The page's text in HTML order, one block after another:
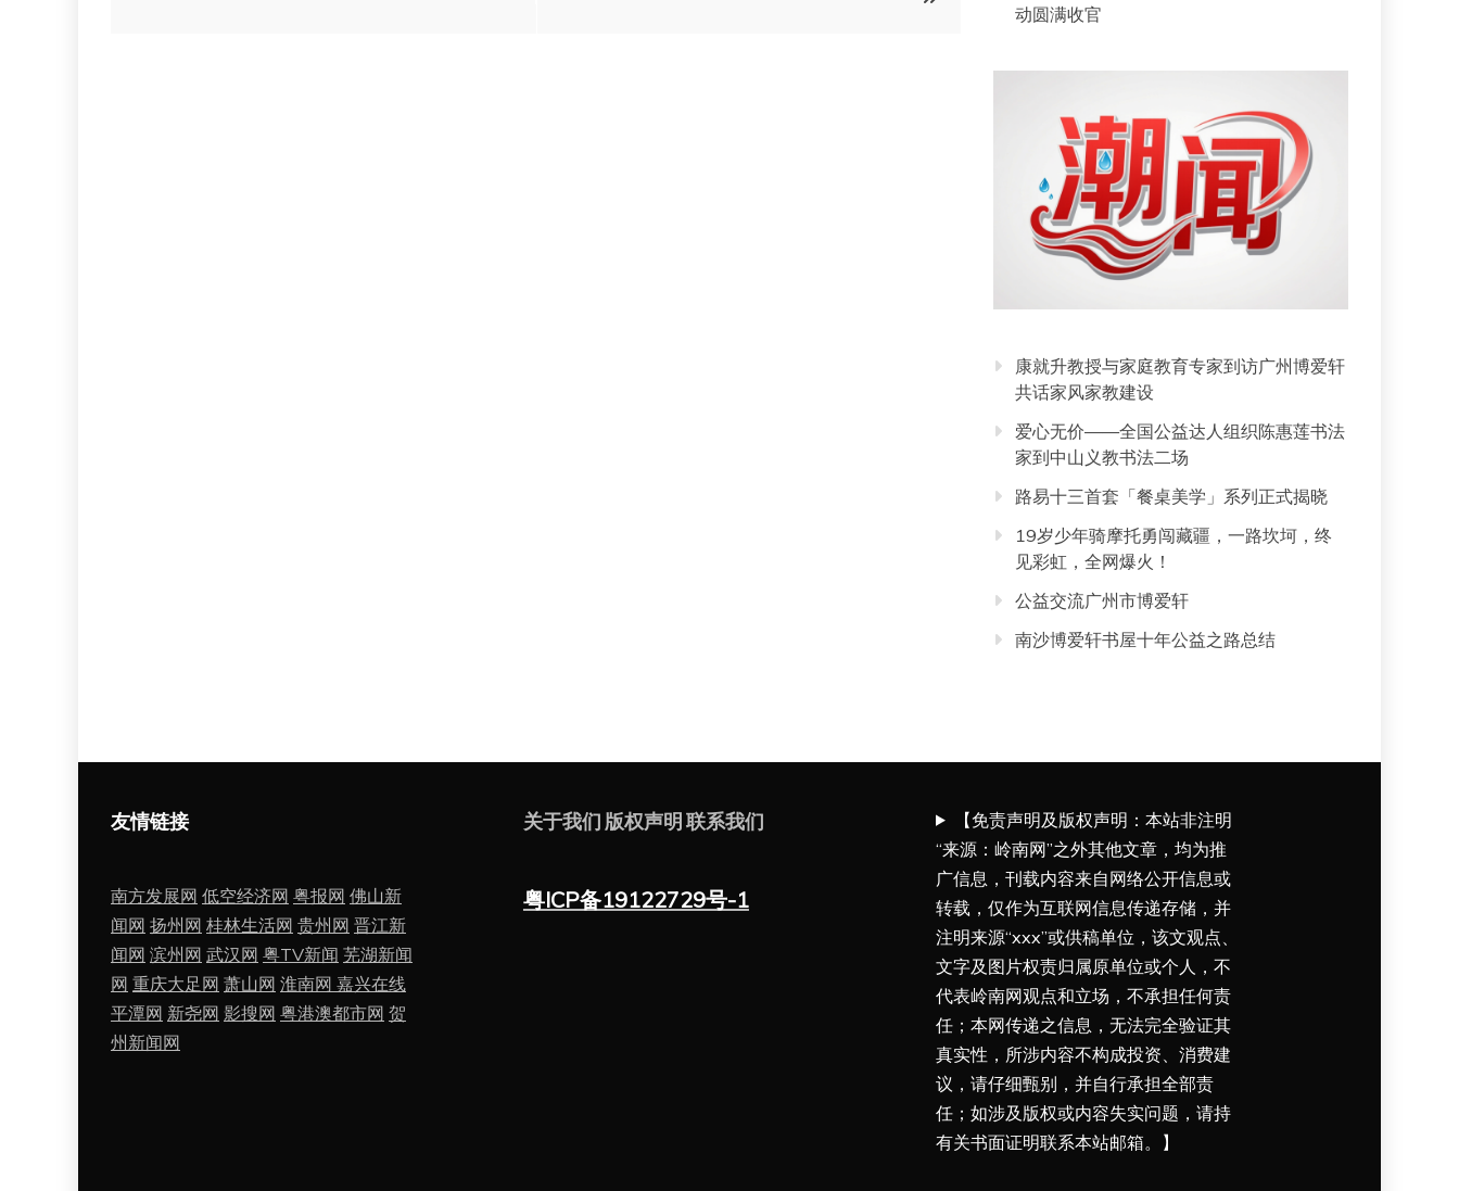
动圆满收官
康就升教授与家庭教育专家到访广州博爱轩
共话家风家教建设
爱心无价——全国公益达人组织陈惠莲书法
家到中山义教书法二场
路易十三首套「餐桌美学」系列正式揭晓
19岁少年骑摩托勇闯藏疆，一路坎坷，终
见彩虹，全网爆火！
公益交流广州市博爱轩
南沙博爱轩书屋十年公益之路总结
友情链接
南方发展网 低空经济网 粤报网 佛山新
闻网 扬州网 桂林生活网 贵州网 晋江新
闻网 滨州网 武汉网 粤TV新闻 芜湖新闻
网 重庆大足网 萧山网 淮南网 嘉兴在线
平潭网 新尧网 影搜网 粤港澳都市网 贺
州新闻网
关于我们 版权声明 联系我们
粤ICP备19122729号-1
【免责声明及版权声明：本站非注明
“来源：岭南网”之外其他文章，均为推
广信息，刊载内容来自网络公开信息或
转载，仅作为互联网信息传递存储，并
注明来源“xxx”或供稿单位，该文观点、
文字及图片权责归属原单位或个人，不
代表岭南网观点和立场，不承担任何责
任；本网传递之信息，无法完全验证其
真实性，所涉内容不构成投资、消费建
议，请仔细甄别，并自行承担全部责
任；如涉及版权或内容失实问题，请持
有关书面证明联系本站邮箱。】